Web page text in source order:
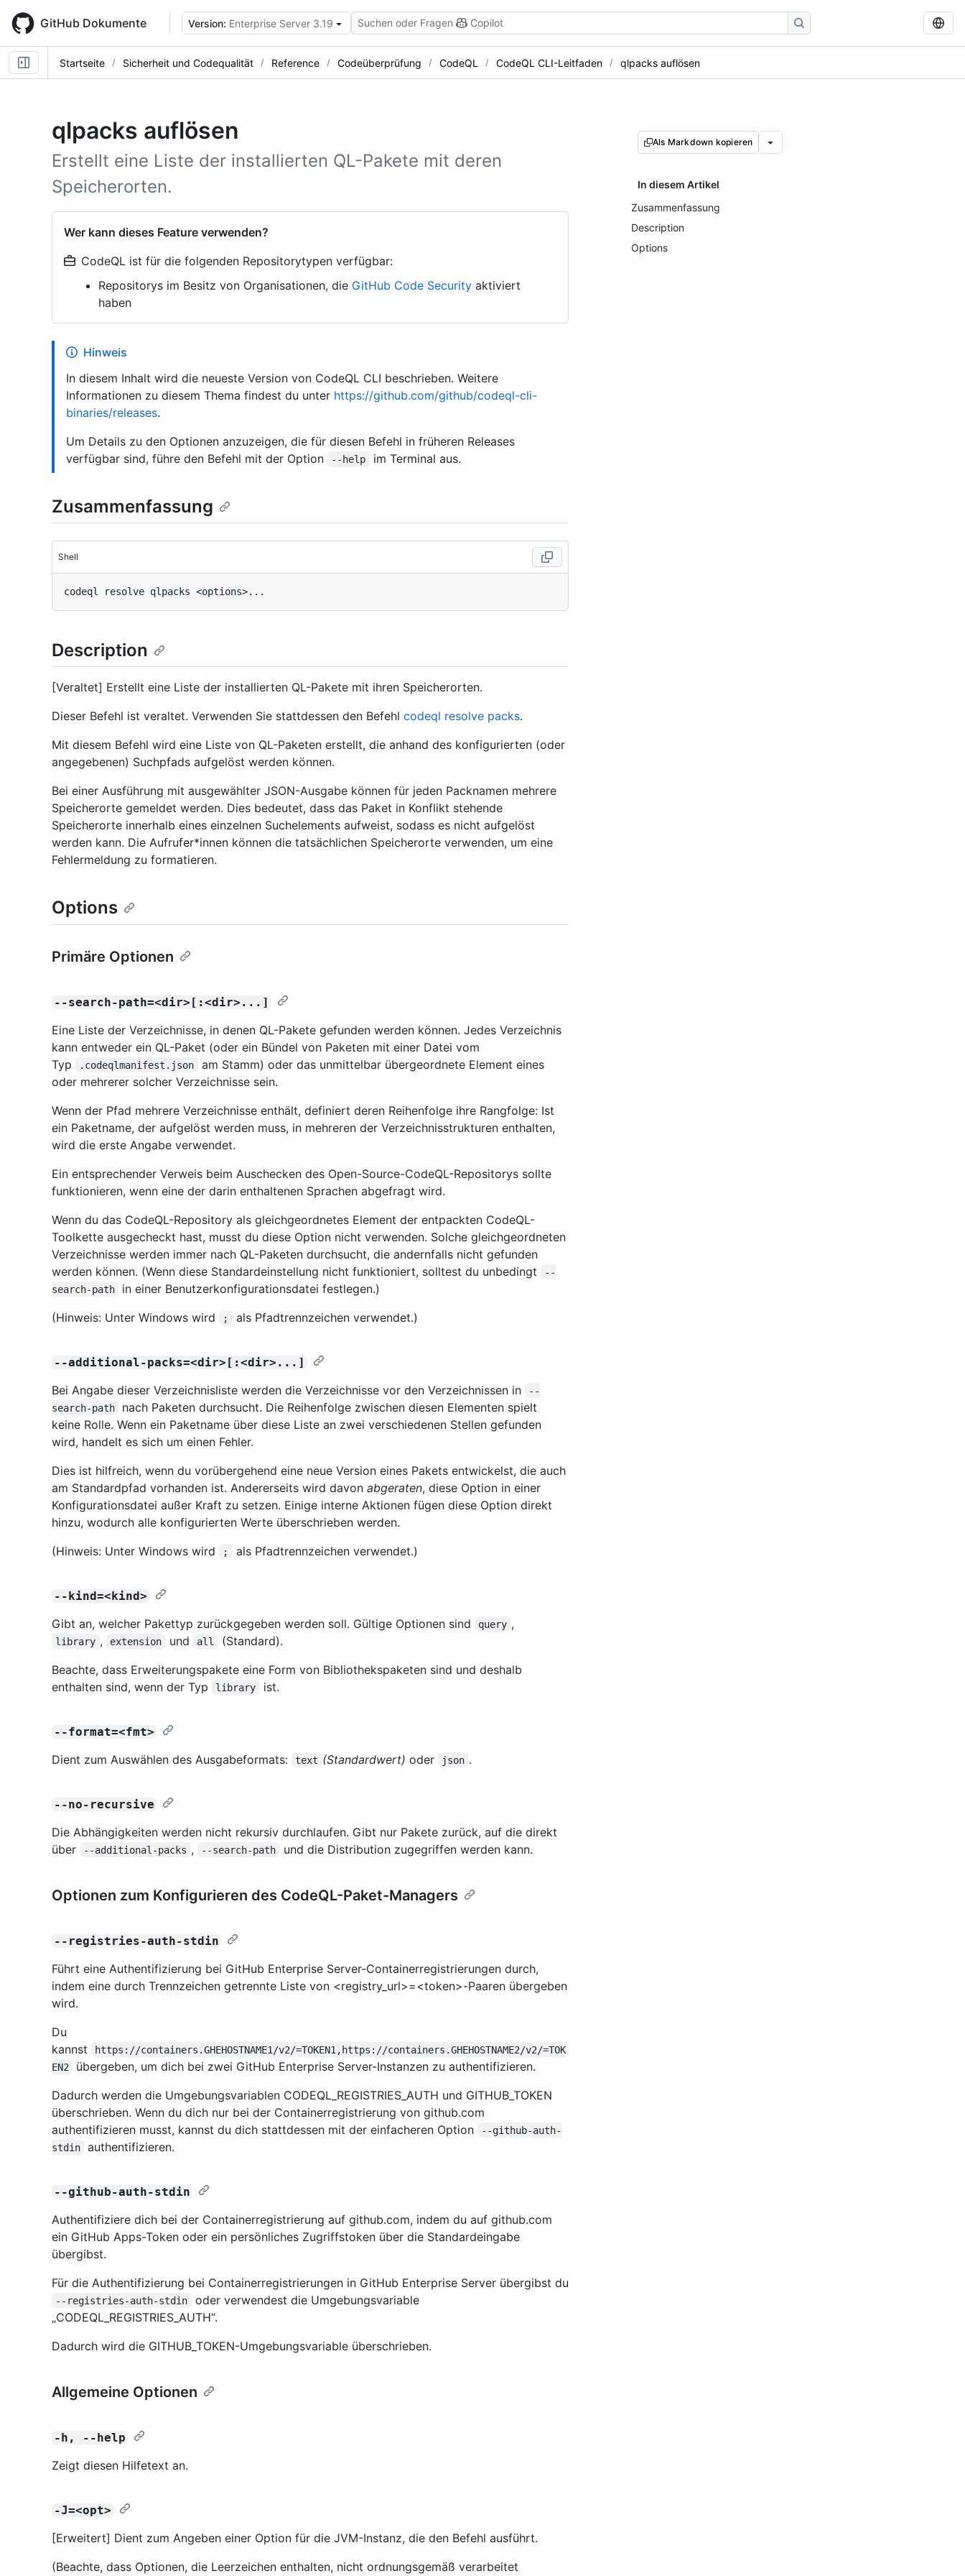
main
content
GitHub Dokumente Version: Enterprise Server 3.19 Suchen oder Fragen Copilot
Startseite Sicherheit und Codequalität Reference Codeüberprüfung CodeQL CodeQL CLI-Leitfaden qlpacks auflösen
qlpacks auflösen
Erstellt eine Liste der installierten QL-Pakete mit deren
Speicherorten.
Wer kann dieses Feature verwenden?
CodeQL ist für die folgenden Repositorytypen verfügbar:
Repositorys im Besitz von Organisationen, die GitHub Code Security aktiviert
haben
Als Markdown kopieren
In diesem Artikel
Zusammenfassung
Description
Options
Hinweis
In diesem Inhalt wird die neueste Version von CodeQL CLI beschrieben. Weitere
Informationen zu diesem Thema findest du unter https://github.com/github/codeql-cli-
binaries/releases.
Um Details zu den Optionen anzuzeigen, die für diesen Befehl in früheren Releases
verfügbar sind, führe den Befehl mit der Option
--help im Terminal aus.
Zusammenfassung
Shell
Description
[Veraltet] Erstellt eine Liste der installierten QL-Pakete mit ihren Speicherorten.
Dieser Befehl ist veraltet. Verwenden Sie stattdessen den Befehl codeql resolve packs.
Mit diesem Befehl wird eine Liste von QL-Paketen erstellt, die anhand des konfigurierten (oder
angegebenen) Suchpfads aufgelöst werden können.
Bei einer Ausführung mit ausgewählter JSON-Ausgabe können für jeden Packnamen mehrere
Speicherorte gemeldet werden. Dies bedeutet, dass das Paket in Konflikt stehende
Speicherorte innerhalb eines einzelnen Suchelements aufweist, sodass es nicht aufgelöst
werden kann. Die Aufrufer*innen können die tatsächlichen Speicherorte verwenden, um eine
Fehlermeldung zu formatieren.
Options
Primäre Optionen
--search-path=<dir>[:<dir>...]
Eine Liste der Verzeichnisse, in denen QL-Pakete gefunden werden können. Jedes Verzeichnis
kann entweder ein QL-Paket (oder ein Bündel von Paketen mit einer Datei vom
Typ
.codeqlmanifest.json
am Stamm) oder das unmittelbar übergeordnete Element eines
oder mehrerer solcher Verzeichnisse sein.
Wenn der Pfad mehrere Verzeichnisse enthält, definiert deren Reihenfolge ihre Rangfolge: Ist
ein Paketname, der aufgelöst werden muss, in mehreren der Verzeichnisstrukturen enthalten,
wird die erste Angabe verwendet.
Ein entsprechender Verweis beim Auschecken des Open-Source-CodeQL-Repositorys sollte
funktionieren, wenn eine der darin enthaltenen Sprachen abgefragt wird.
Wenn du das CodeQL-Repository als gleichgeordnetes Element der entpackten CodeQL-
Toolkette ausgecheckt hast, musst du diese Option nicht verwenden. Solche gleichgeordneten
Verzeichnisse werden immer nach QL-Paketen durchsucht, die andernfalls nicht gefunden
werden können. (Wenn diese Standardeinstellung nicht funktioniert, solltest du unbedingt
--
search-path
in einer Benutzerkonfigurationsdatei festlegen.)
(Hinweis: Unter Windows wird
; als Pfadtrennzeichen verwendet.)
--additional-packs=<dir>[:<dir>...]
Bei Angabe dieser Verzeichnisliste werden die Verzeichnisse vor den Verzeichnissen in
--
search-path
nach Paketen durchsucht. Die Reihenfolge zwischen diesen Elementen spielt
keine Rolle. Wenn ein Paketname über diese Liste an zwei verschiedenen Stellen gefunden
wird, handelt es sich um einen Fehler.
Dies ist hilfreich, wenn du vorübergehend eine neue Version eines Pakets entwickelst, die auch
am Standardpfad vorhanden ist. Andererseits wird davon abgeraten, diese Option in einer
Konfigurationsdatei außer Kraft zu setzen. Einige interne Aktionen fügen diese Option direkt
hinzu, wodurch alle konfigurierten Werte überschrieben werden.
(Hinweis: Unter Windows wird
; als Pfadtrennzeichen verwendet.)
--kind=<kind>
Gibt an, welcher Pakettyp zurückgegeben werden soll. Gültige Optionen sind query ,
library , extension und all
(Standard).
Beachte, dass Erweiterungspakete eine Form von Bibliothekspaketen sind und deshalb
enthalten sind, wenn der Typ
library ist.
--format=<fmt>
Dient zum Auswählen des Ausgabeformats: text (Standardwert) oder json .
--no-recursive
Die Abhängigkeiten werden nicht rekursiv durchlaufen. Gibt nur Pakete zurück, auf die direkt
über
--additional-packs , --search-path und die Distribution zugegriffen werden kann.
Optionen zum Konfigurieren des CodeQL-Paket-Managers
--registries-auth-stdin
Führt eine Authentifizierung bei GitHub Enterprise Server-Containerregistrierungen durch,
indem eine durch Trennzeichen getrennte Liste von <registry_url>=<token>-Paaren übergeben
wird.
Du
kannst
https://containers.GHEHOSTNAME1/v2/=TOKEN1,https://containers.GHEHOSTNAME2/v2/=TOK
EN2
übergeben, um dich bei zwei GitHub Enterprise Server-Instanzen zu authentifizieren.
Dadurch werden die Umgebungsvariablen CODEQL_REGISTRIES_AUTH und GITHUB_TOKEN
überschrieben. Wenn du dich nur bei der Containerregistrierung von github.com
authentifizieren musst, kannst du dich stattdessen mit der einfacheren Option
--github-auth-
stdin
authentifizieren.
--github-auth-stdin
Authentifiziere dich bei der Containerregistrierung auf github.com, indem du auf github.com
ein GitHub Apps-Token oder ein persönliches Zugriffstoken über die Standardeingabe
übergibst.
Für die Authentifizierung bei Containerregistrierungen in GitHub Enterprise Server übergibst du
--registries-auth-stdin
oder verwendest die Umgebungsvariable
„CODEQL_REGISTRIES_AUTH“.
Dadurch wird die GITHUB_TOKEN-Umgebungsvariable überschrieben.
Allgemeine Optionen
-h, --help
Zeigt diesen Hilfetext an.
-J=<opt>
[Erweitert] Dient zum Angeben einer Option für die JVM-Instanz, die den Befehl ausführt.
(Beachte, dass Optionen, die Leerzeichen enthalten, nicht ordnungsgemäß verarbeitet